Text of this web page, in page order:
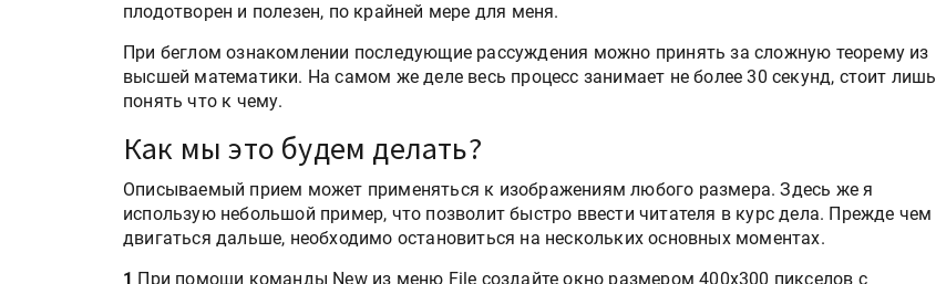
плодотворен и полезен, по крайней мере для меня.
При беглом ознакомлении последующие рассуждения можно принять за сложную теорему из
высшей математики. На самом же деле весь процесс занимает не более 30 секунд, стоит лишь
понять что к чему.
Как мы это будем делать?
Описываемый прием может применяться к изображениям любого размера. Здесь же я
использую небольшой пример, что позволит быстро ввести читателя в курс дела. Прежде чем
двигаться дальше, необходимо остановиться на нескольких основных моментах.
1 При помощи команды New из меню File создайте окно размером 400x300 пикселов с